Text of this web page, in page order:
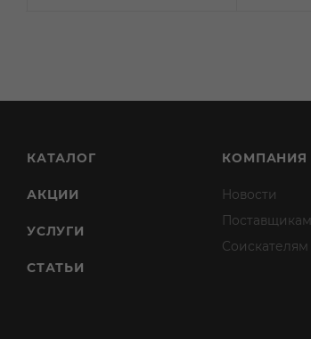
КАТАЛОГ
АКЦИИ
УСЛУГИ
СТАТЬИ
КОМПАНИЯ
Новости
Поставщикам
Соискателям